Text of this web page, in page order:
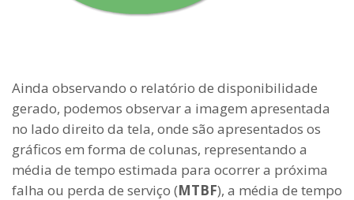
Ainda observando o relatório de disponibilidade
gerado, podemos observar a imagem apresentada
no lado direito da tela, onde são apresentados os
gráficos em forma de colunas, representando a
média de tempo estimada para ocorrer a próxima
falha ou perda de serviço (MTBF), a média de tempo